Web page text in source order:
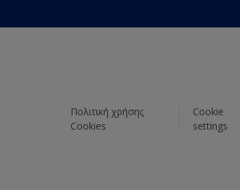
Πολιτική χρήσης
Cookies
Cookie
settings